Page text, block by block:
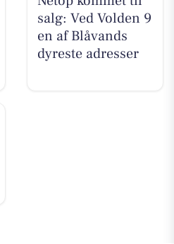
salg: Ved Volden 9
en af Blåvands
dyreste adresser